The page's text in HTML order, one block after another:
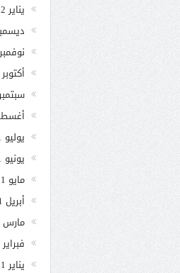
يناير 2022
ديسمبر
نوفمبر
أكتوبر 2021
سبتمبر
أغسطس
يوليو 2021
يونيو 2021
مايو 2021
أبريل 2021
مارس 2021
فبراير 2021
يناير 2021